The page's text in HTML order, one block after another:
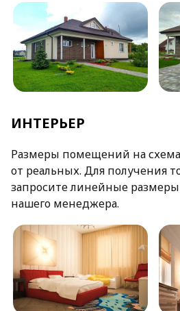
ИНТЕРЬЕР
Размеры помещений на
от реальных. Для получения
запросите линейные
нашего менеджера.